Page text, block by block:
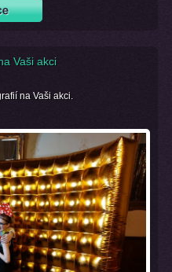
Vaši akci
na Vaši akci.